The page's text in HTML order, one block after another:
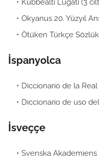
Kubbealtı Lügatı (3
Okyanus 20. Yüzyıl
Ötüken Türkçe Sözlük
İspanyolca
Diccionario de la
Diccionario de uso
İsveççe
Svenska